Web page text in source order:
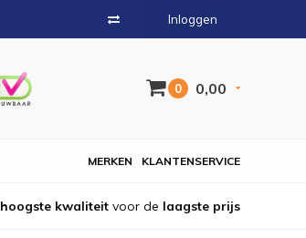
Inloggen
0 0,00
KLANTENSERVICE
MERKEN
hoogste kwaliteit voor de laagste prijs